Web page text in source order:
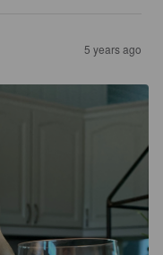
5 years ago